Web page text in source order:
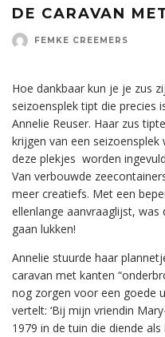
DE CARAVAN
FEMKE CREEMERS
Hoe dankbaar kun je je zus
seizoensplek tipt die precies
Annelie Reuser. Haar zus
krijgen van een
deze plekjes worden
Van verbouwde
meer creatiefs. Met een
ellenlange aanvraaglijst,
gaan lukken!
Annelie stuurde haar
caravan met kanten
nog zorgen voor een goede
vertelt: ‘Bij mijn vriendin
1979 in de tuin die diende